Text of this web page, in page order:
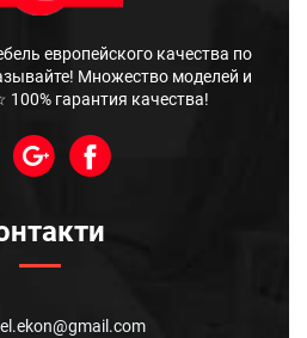
европейского качества по
Множество моделей и
гарантия качества!